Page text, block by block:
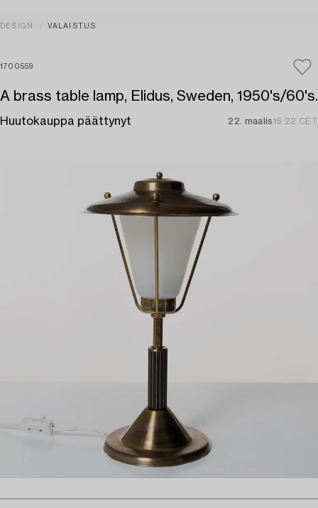
DESIGN VALAISTUS
1700559
A brass table lamp, Elidus, Sweden, 1950's/60's.
Huutokauppa päättynyt 22. maalis16:22 CET